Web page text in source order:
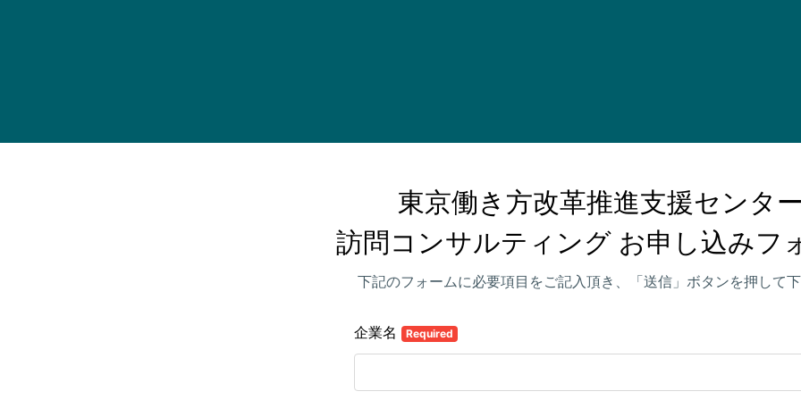
東京働き方改革推進支援センター
訪問コンサルティング お申し込みフ
下記のフォームに必要項目をご記入頂き、「送信」ボタンを押して下
企業名 Required